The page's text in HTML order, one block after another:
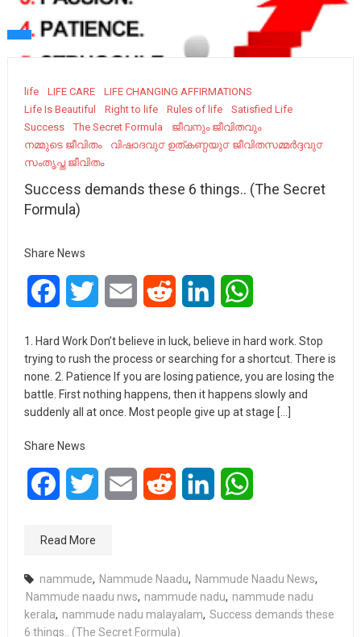
life LIFE CARE
LIFE CHANGING AFFIRMATIONS
Life Is Beautiful
Right to life Rules of life
Satisfied Life
Success
The Secret Formula
ജീവനും ജീവിതവും
നമ്മുടെ ജീവിതം
വിഷാദവു൦ ഉത്കണ്ഠയു൦ ജീവിതസമ്മർദ്ദവു൦
സംതൃപ്ത ജീവിതം
Success demands these 6 things.. (The Secret
Formula)
Share News
FacebookTwitter Email Reddit LinkedIn
1. Hard Work Don’t believe in luck, believe in hard work. Stop
trying to rush the process or searching for a shortcut. There is
none. 2. Patience If you are losing patience, you are losing the
battle. First nothing happens, then it happens slowly and
suddenly all at once. Most people give up at stage […]
Share News
FacebookTwitter Email Reddit LinkedIn
Read More
nammude, Nammude Naadu, Nammude Naadu News,
Nammude naadu nws, nammude nadu, nammude nadu
kerala, nammude nadu malayalam, Success demands these
6 things.. (The Secret Formula)